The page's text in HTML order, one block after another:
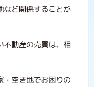
など関係することが
不動産の売買は、相
・空き地でお困りの